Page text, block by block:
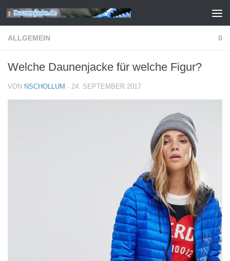
Zum Inhalt springen
ALLGEMEIN 0
Welche Daunenjacke für welche Figur?
VON NSCHOLLUM · 24. SEPTEMBER 2017